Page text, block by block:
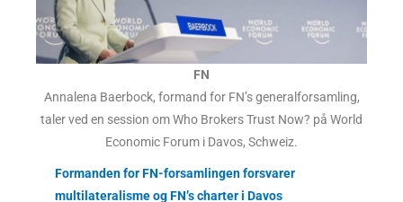
FN
Annalena Baerbock, formand for FN’s generalforsamling,
taler ved en session om Who Brokers Trust Now? på World
Economic Forum i Davos, Schweiz.
Formanden for FN-forsamlingen forsvarer
multilateralisme og FN’s charter i Davos